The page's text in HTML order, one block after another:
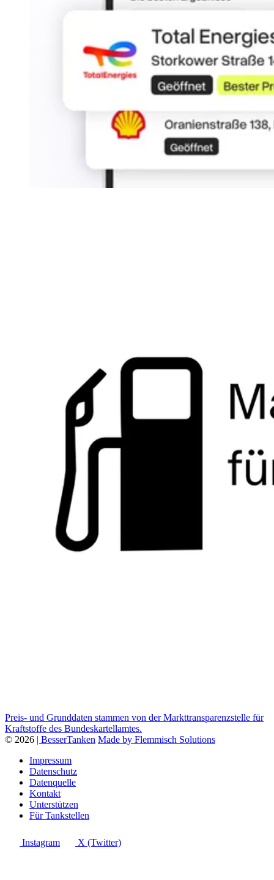
Preis- und Grunddaten stammen von der Markttransparenzstelle für
Kraftstoffe des Bundeskartellamtes.
© 2026 | BesserTanken Made by Flemmisch Solutions
Impressum
Datenschutz
Datenquelle
Kontakt
Unterstützen
Für Tankstellen
Instagram X (Twitter)